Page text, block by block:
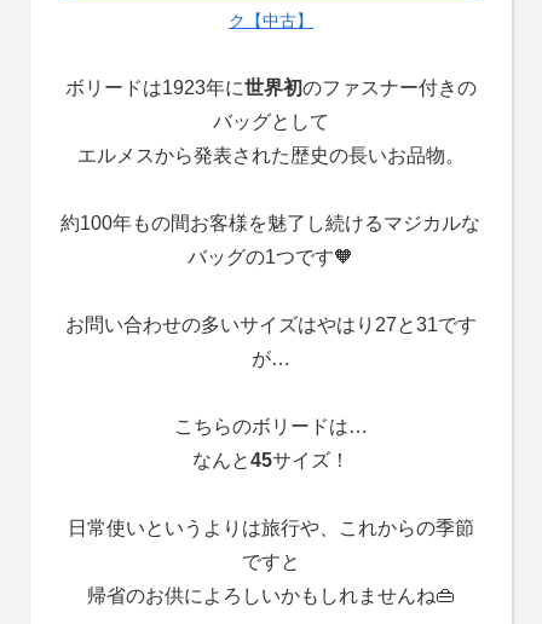
ク【中古】
ボリードは1923年に世界初のファスナー付きの
バッグとして
エルメスから発表された歴史の長いお品物。
約100年もの間お客様を魅了し続けるマジカルな
バッグの1つです🧡
お問い合わせの多いサイズはやはり27と31です
が…
こちらのボリードは…
なんと45サイズ！
日常使いというよりは旅行や、これからの季節
ですと
帰省のお供によろしいかもしれませんね👜